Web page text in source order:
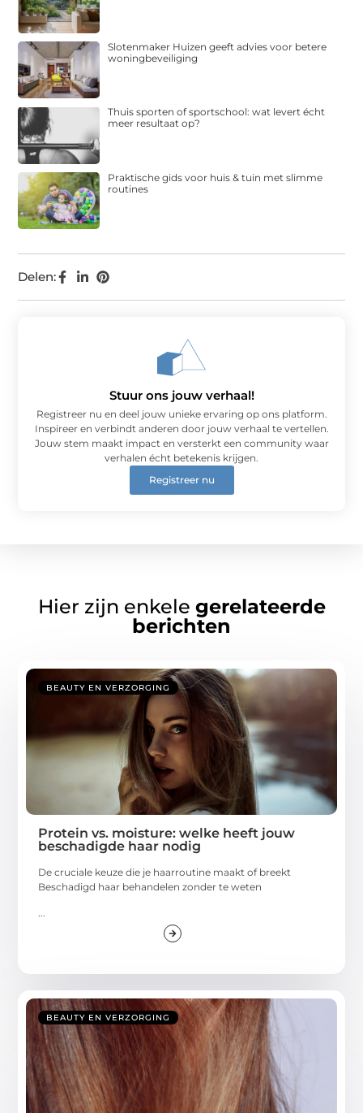
Delen:
Slotenmaker Huizen geeft advies voor betere
woningbeveiliging
Thuis sporten of sportschool: wat levert écht
meer resultaat op?
Praktische gids voor huis & tuin met slimme
routines
Stuur ons jouw verhaal!
Registreer nu en deel jouw unieke ervaring op ons platform.
Inspireer en verbindt anderen door jouw verhaal te vertellen.
Jouw stem maakt impact en versterkt een community waar
verhalen écht betekenis krijgen.
Registreer nu
Hier zijn enkele gerelateerde
berichten
BEAUTY EN VERZORGING
Protein vs. moisture: welke heeft jouw
beschadigde haar nodig
De cruciale keuze die je haarroutine maakt of breekt
Beschadigd haar behandelen zonder te weten
...
BEAUTY EN VERZORGING